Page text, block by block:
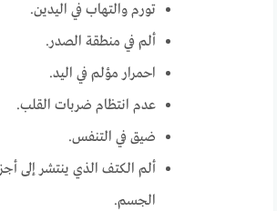
تورم والتهاب في اليدين.
ألم في منطقة الصدر.
احمرار مؤلم في اليد.
عدم انتظام ضربات القلب.
ضيق في التنفس.
ألم الكتف الذي ينتشر إلى
الجسم.